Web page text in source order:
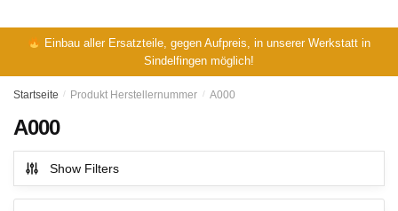
Einbau aller Ersatzteile, gegen Aufpreis, in unserer Werkstatt in
Sindelfingen möglich!
Startseite / Produkt Herstellernummer / A000
A000
Show Filters